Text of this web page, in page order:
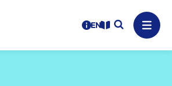
Hessen, Claim: Medien,
Benutzerhinweise
informations in
Leichte Sprache
Suche